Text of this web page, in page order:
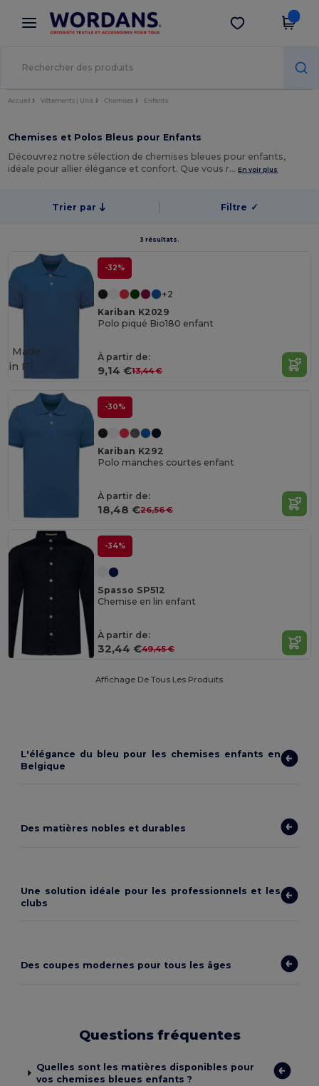
× Appli Wordans
Meilleurs prix sur l’app !
Obtenir l'appli
Accueil Vêtements | Unis Chemises Enfants
Chemises et Polos Bleus pour Enfants
Découvrez notre sélection de chemises bleues pour enfants,
idéale pour allier élégance et confort. Que vous r… En voir plus
Trier par Filtre ✓
3 résultats.
-32%
+2
Kariban K2029
Polo piqué Bio180 enfant
À partir de:
9,14 €13,44 €
Made
in PT
-30%
Kariban K292
Polo manches courtes enfant
À partir de:
18,48 €26,56 €
-34%
Spasso SP512
Chemise en lin enfant
À partir de:
32,44 €49,45 €
Affichage De Tous Les Produits.
L'élégance du bleu pour les chemises enfants en
Belgique
Des matières nobles et durables
Une solution idéale pour les professionnels et les
clubs
Des coupes modernes pour tous les âges
Questions fréquentes
Quelles sont les matières disponibles pour
vos chemises bleues enfants ?